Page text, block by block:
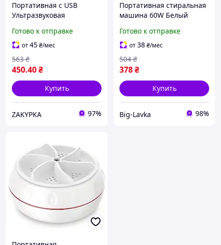
Портативная с USB
Ультразвуковая
Белый
Готово к отправке
от45₴/мес
450.40₴
563 ₴
Купить
ZAKYPKA 97%
Портативная стиральная
машина 60W Белый
Готово к отправке
от38₴/мес
378₴
504 ₴
Купить
Big-Lavka 98%